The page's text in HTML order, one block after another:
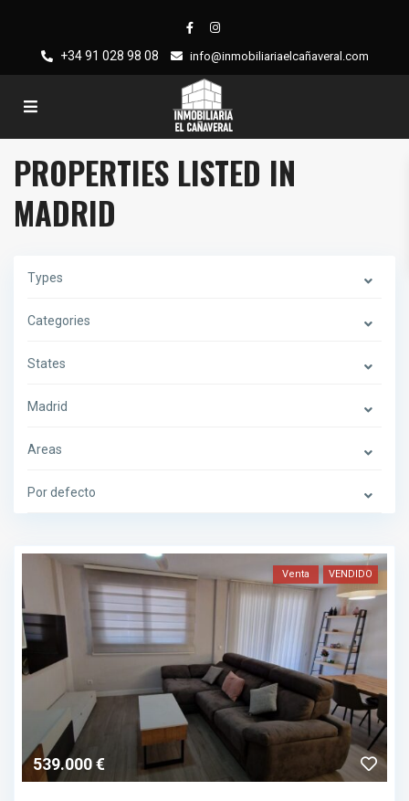
+34 91 028 98 08 info@inmobiliariaelcañaveral.com
PROPERTIES LISTED IN
MADRID
Types
Categories
States
Madrid
Areas
Por defecto
539.000 €
Venta VENDIDO